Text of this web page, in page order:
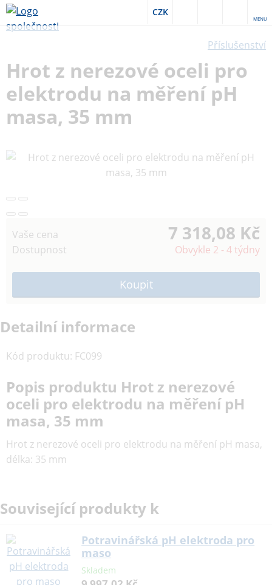
CZK
MENU
Příslušenství
Hrot z nerezové oceli pro
elektrodu na měření pH
masa, 35 mm
Vaše cena 7 318,08 Kč
Dostupnost Obvykle 2 - 4 týdny
Detailní informace
Kód produktu: FC099
Popis produktu Hrot z nerezové
oceli pro elektrodu na měření pH
masa, 35 mm
Hrot z nerezové oceli pro elektrodu na měření pH masa,
délka: 35 mm
Související produkty k
Potravinářská pH elektroda pro
maso
Skladem